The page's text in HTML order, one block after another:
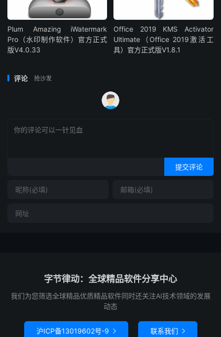
Plum Amazing iWatermark
Pro（水印制作软件）官方正式
版V4.0.33
Office 2019 KMS Activator
Ultimate（Office 2019激活工
具）官方正式版V1.8.1
评论 抢沙发
提交评论
字节律动：全球精品软件分享中心
我们为您筛选全球精品优质精品软件同时还关注AI技术领域的发展
动态
沪ICP备13019602号-9  联系我们 